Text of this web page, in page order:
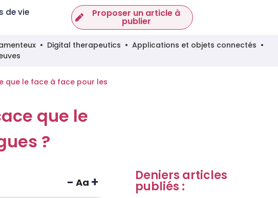
de vie
Proposer un article à
publier
Digital therapeutics
Applications et objets connectés
que le face à face pour les
que le
?
- Aa + Deniers articles
publiés :